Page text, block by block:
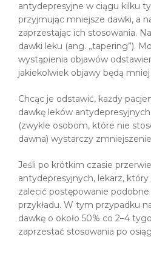
antydepresyjne w ciągu kilku
przyjmując mniejsze dawki, a
zaprzestając ich stosowania.
dawki leku (ang. „tapering”).
wystąpienia objawów
jakiekolwiek objawy będą mniej
Chcąc je odstawić, każdy
dawkę leków
(zwykle osobom, które nie
dawna) wystarczy
Jeśli po krótkim czasie
antydepresyjnych, lekarz, który
zalecić postępowanie
przykładu. W tym przypadku
dawkę o około 50% co 2–4
zaprzestać stosowania po